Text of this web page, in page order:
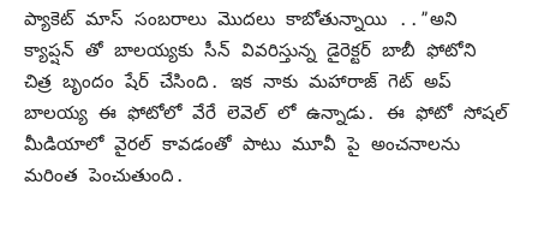
ప్యాకెట్ మాస్ సంబరాలు మొదలు కాబోతున్నాయి ..”అని
క్యాప్షన్ తో బాలయ్యకు సీన్ వివరిస్తున్న డైరెక్టర్ బాబీ ఫోటోని
చిత్ర బృందం షేర్ చేసింది. ఇక నాకు మహారాజ్ గెట్ అప్
బాలయ్య ఈ ఫోటోలో వేరే లెవెల్ లో ఉన్నాడు. ఈ ఫోటో సోషల్
మీడియాలో వైరల్ కావడంతో పాటు మూవీ పై అంచనాలను
మరింత పెంచుతుంది.